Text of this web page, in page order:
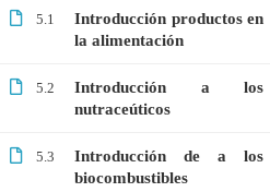
5.1
Introducción productos en
la alimentación
5.2
Introducción a los
nutraceúticos
5.3
Introducción de a los
biocombustibles
LINKS
Cursos
Términos y Condiciones